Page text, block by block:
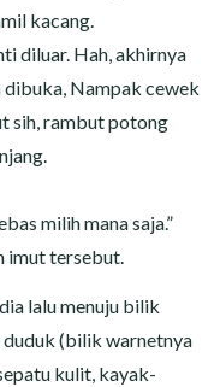
kacang.
diluar. Hah, akhirnya
dibuka, Nampak cewek
sih, rambut potong
milih mana saja.”
imut tersebut.
lalu menuju bilik
duduk (bilik warnetnya
kulit, kayak-